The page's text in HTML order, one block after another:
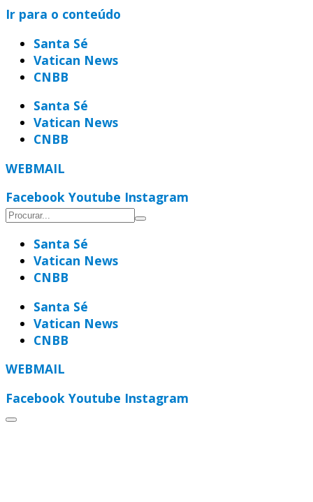
Ir para o conteúdo
Santa Sé
Vatican News
CNBB
Santa Sé
Vatican News
CNBB
WEBMAIL
Facebook Youtube Instagram
Santa Sé
Vatican News
CNBB
Santa Sé
Vatican News
CNBB
WEBMAIL
Facebook Youtube Instagram